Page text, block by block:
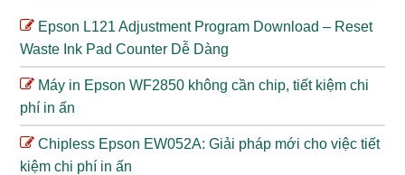
Epson L121 Adjustment Program Download – Reset
Waste Ink Pad Counter Dễ Dàng
Máy in Epson WF2850 không cần chip, tiết kiệm chi
phí in ấn
Chipless Epson EW052A: Giải pháp mới cho việc tiết
kiệm chi phí in ấn